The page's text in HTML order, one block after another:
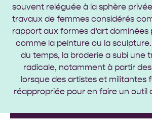
souvent reléguée à la sphère
travaux de femmes considérés
rapport aux formes d’art dominées
comme la peinture ou la
du temps, la broderie a subi une
radicale, notamment à partir des
lorsque des artistes et militantes
réappropriée pour en faire un outil